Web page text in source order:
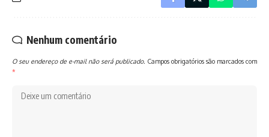
Nenhum comentário
O seu endereço de e-mail não será publicado. Campos obrigatórios são marcados com
*